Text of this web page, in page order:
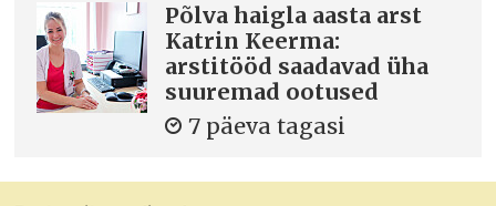
Põlva haigla aasta arst
Katrin Keerma:
arstitööd saadavad üha
suuremad ootused
7 päeva tagasi